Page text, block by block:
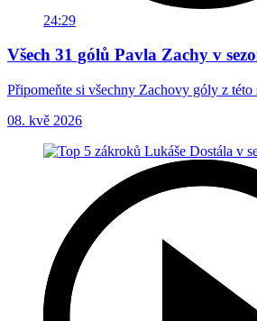
24:29
Všech 31 gólů Pavla Zachy v
Připomeňte si všechny Zachovy góly z této
08. kvě 2026